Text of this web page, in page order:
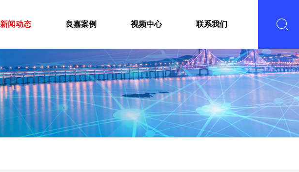
新闻动态 良嘉案例 视频中心 联系我们